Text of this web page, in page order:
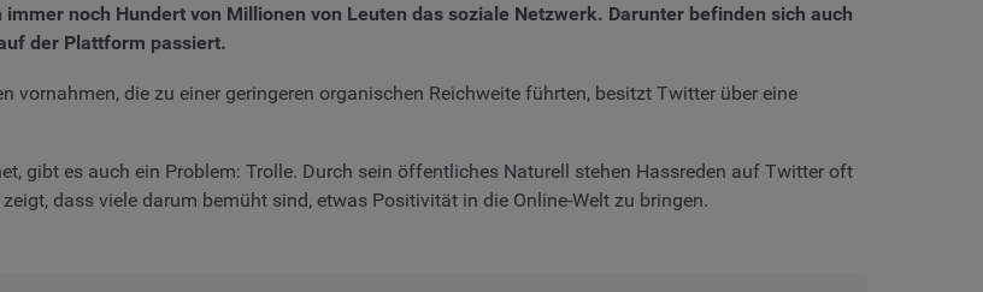
immer noch Hundert von Millionen von Leuten das soziale Netzwerk. Darunter befinden sich auch
der Plattform passiert.
vornahmen, die zu einer geringeren organischen Reichweite führten, besitzt Twitter über eine
gibt es auch ein Problem: Trolle. Durch sein öffentliches Naturell stehen Hassreden auf Twitter oft
dass viele darum bemüht sind, etwas Positivität in die Online-Welt zu bringen.